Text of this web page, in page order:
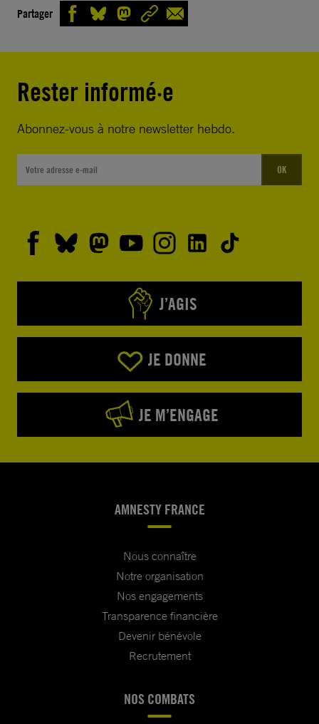
Partager
Rester informé·e
Abonnez-vous à notre newsletter hebdo.
OK
J’AGIS
JE DONNE
JE M’ENGAGE
AMNESTY FRANCE
Nous connaître
Notre organisation
Nos engagements
Transparence financière
Devenir bénévole
Recrutement
NOS COMBATS